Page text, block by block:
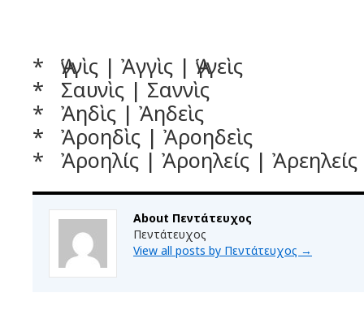
* Ἁγγὶς | Ἀγγὶς | Ἁγγεὶς
* Σαυνὶς | Σαννὶς
* Ἀηδὶς | Ἀηδεὶς
* Ἀροηδὶς | Ἀροηδεὶς
* Ἀροηλίς | Ἀροηλείς | Ἀρεηλείς
About Πεντάτευχος
Πεντάτευχος
View all posts by Πεντάτευχος →